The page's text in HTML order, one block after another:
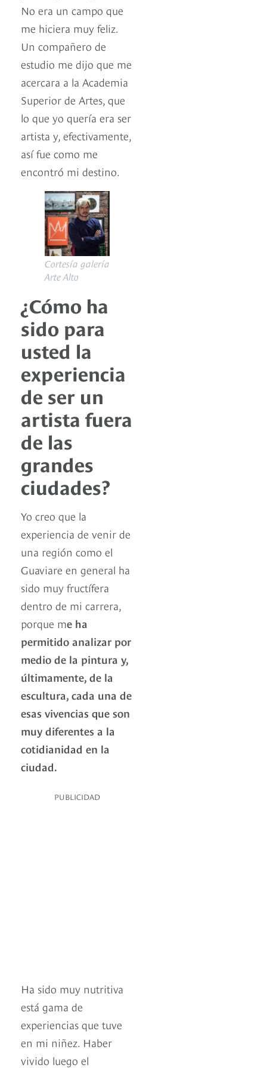
No era un campo que
me hiciera muy feliz.
Un compañero de
estudio me dijo que me
acercara a la Academia
Superior de Artes, que
lo que yo quería era ser
artista y, efectivamente,
así fue como me
encontró mi destino.
Cortesía galería
Arte Alto
¿Cómo ha
sido para
usted la
experiencia
de ser un
artista fuera
de las
grandes
ciudades?
Yo creo que la
experiencia de venir de
una región como el
Guaviare en general ha
sido muy fructífera
dentro de mi carrera,
porque me ha
permitido analizar por
medio de la pintura y,
últimamente, de la
escultura, cada una de
esas vivencias que son
muy diferentes a la
cotidianidad en la
ciudad.
PUBLICIDAD
Ha sido muy nutritiva
está gama de
experiencias que tuve
en mi niñez. Haber
vivido luego el